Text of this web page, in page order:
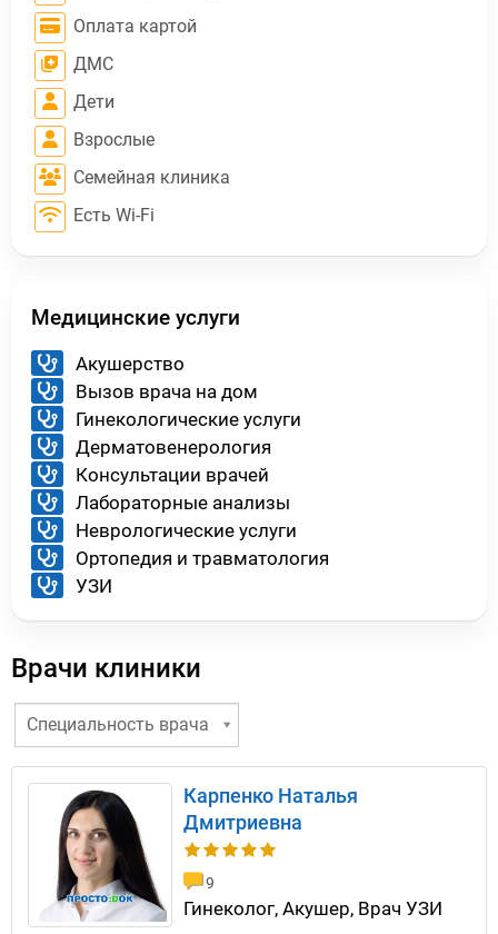
Оплата картой
ДМС
Дети
Взрослые
Семейная клиника
Есть Wi-Fi
Медицинские услуги
Акушерство
Вызов врача на дом
Гинекологические услуги
Дерматовенерология
Консультации врачей
Лабораторные анализы
Неврологические услуги
Ортопедия и травматология
УЗИ
Врачи клиники
Специальность врача
Карпенко Наталья
Дмитриевна
9
Гинеколог, Акушер, Врач УЗИ